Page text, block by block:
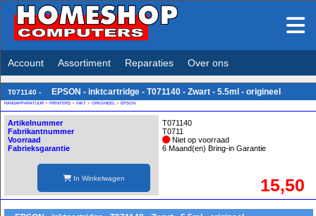
Account Assortiment Reparaties Over ons
T071140 - EPSON - inktcartridge - T071140 - Zwart - 5.5ml - origineel
RANDAPPARATUUR > PRINTERS > INKT > ORIGINEEL > EPSON
Artikelnummer
Fabrikantnummer
Voorraad
Fabrieksgarantie
In Winkelwagen
T071140
T0711
Niet op voorraad
6 Maand(en) Bring-in Garantie
15,50